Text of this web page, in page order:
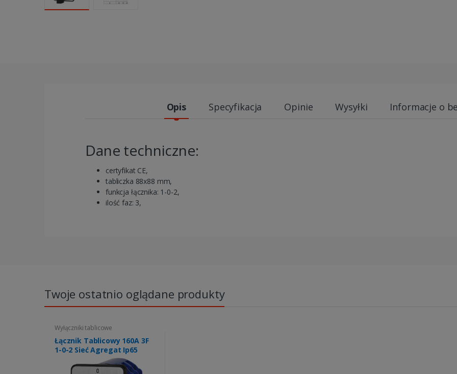
Opis Specyfikacja Opinie Wysyłki Informacje o
Dane techniczne:
certyfikat CE,
tabliczka 88x88 mm,
funkcja łącznika: 1-0-2,
ilość faz: 3,
Twoje ostatnio oglądane produkty
Wyłączniki tablicowe
Łącznik Tablicowy 160A 3F
1-0-2 Sieć Agregat Ip65